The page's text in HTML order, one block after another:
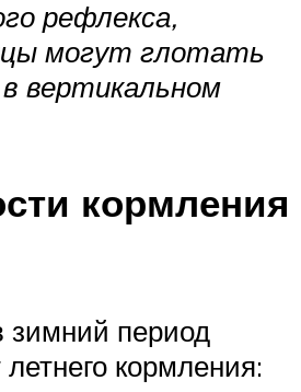
рефлекса,
могут глотать
вертикальном
кормления
зимний период
летнего кормления: